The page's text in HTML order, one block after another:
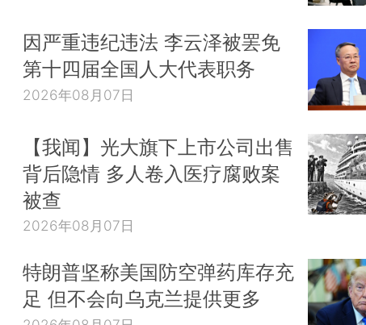
因严重违纪违法 李云泽被罢免
第十四届全国人大代表职务
2026年08月07日
【我闻】光大旗下上市公司出售
背后隐情 多人卷入医疗腐败案
被查
2026年08月07日
特朗普坚称美国防空弹药库存充
足 但不会向乌克兰提供更多